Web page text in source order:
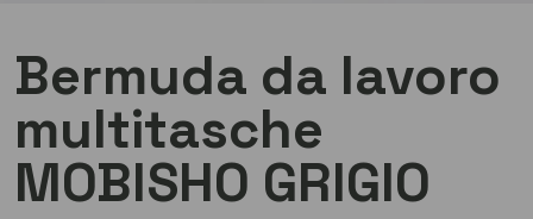
Bermuda da lavoro
multitasche
MOBISHO GRIGIO